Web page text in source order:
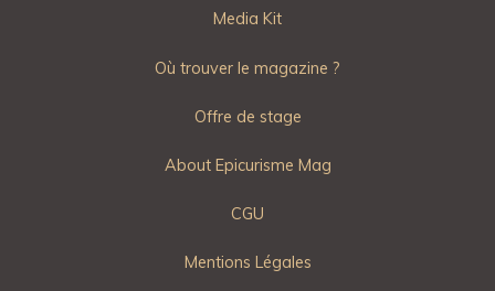
Media Kit
Où trouver le magazine ?
Offre de stage
About Epicurisme Mag
CGU
Mentions Légales